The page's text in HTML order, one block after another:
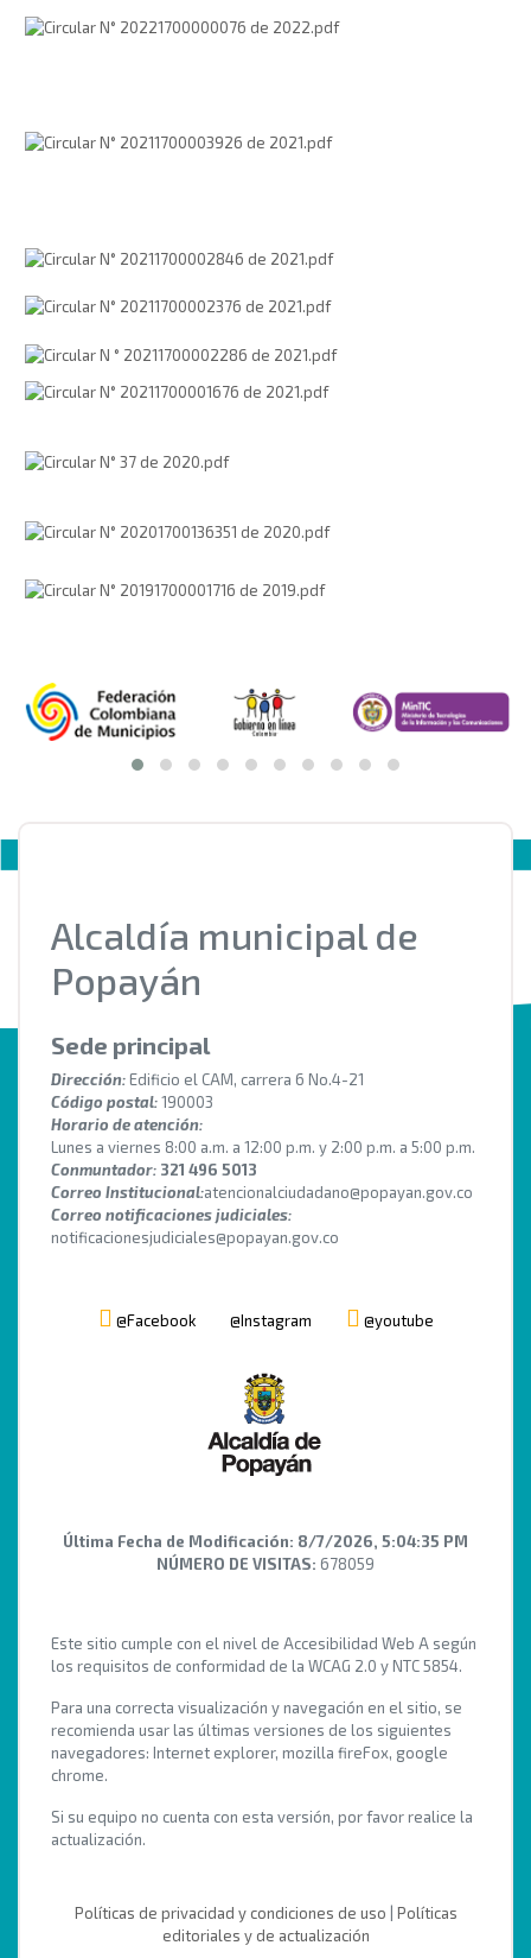
Alcaldía municipal de
Popayán
Sede principal
Dirección: Edificio el CAM, carrera 6 No.4-21
Código postal:190003
Horario de atención:
Lunes a viernes 8:00 a.m. a 12:00 p.m. y 2:00 p.m. a 5:00 p.m.
Conmuntador: 321 496 5013
Correo Institucional:atencionalciudadano@popayan.gov.co
Correo notificaciones judiciales:
notificacionesjudiciales@popayan.gov.co
@Facebook @Instagram @youtube
Última Fecha de Modificación: 8/7/2026, 5:04:35 PM
NÚMERO DE VISITAS: 678059
Este sitio cumple con el nivel de Accesibilidad Web A según
los requisitos de conformidad de la WCAG 2.0 y NTC 5854.
Para una correcta visualización y navegación en el sitio, se
recomienda usar las últimas versiones de los siguientes
navegadores: Internet explorer, mozilla fireFox, google
chrome.
Si su equipo no cuenta con esta versión, por favor realice la
actualización.
Políticas de privacidad y condiciones de uso
Políticas
editoriales y de actualización